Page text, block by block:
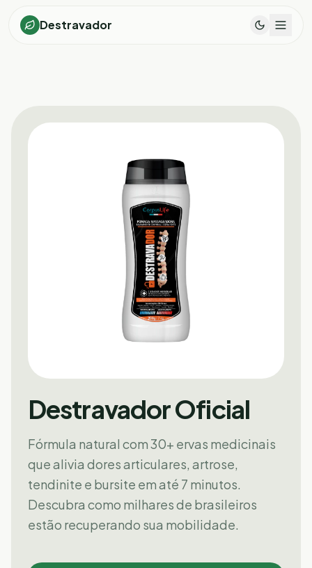
Destravador
Destravador Oficial
Fórmula natural com 30+ ervas medicinais
que alivia dores articulares, artrose,
tendinite e bursite em até 7 minutos.
Descubra como milhares de brasileiros
estão recuperando sua mobilidade.